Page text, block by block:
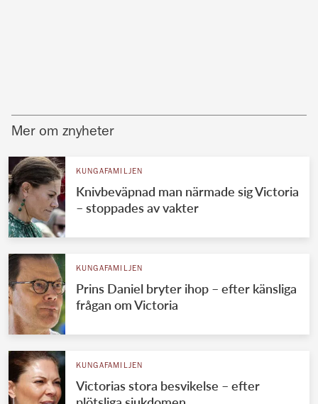
Mer om znyheter
KUNGAFAMILJEN
Knivbeväpnad man närmade sig Victoria
– stoppades av vakter
KUNGAFAMILJEN
Prins Daniel bryter ihop – efter känsliga
frågan om Victoria
KUNGAFAMILJEN
Victorias stora besvikelse – efter